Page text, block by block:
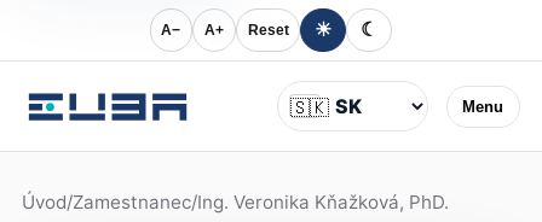
A− A+ Reset ☀ ☾
Menu
Jazyk
🇸🇰
Úvod/Zamestnanec/Ing. Veronika Kňažková, PhD.